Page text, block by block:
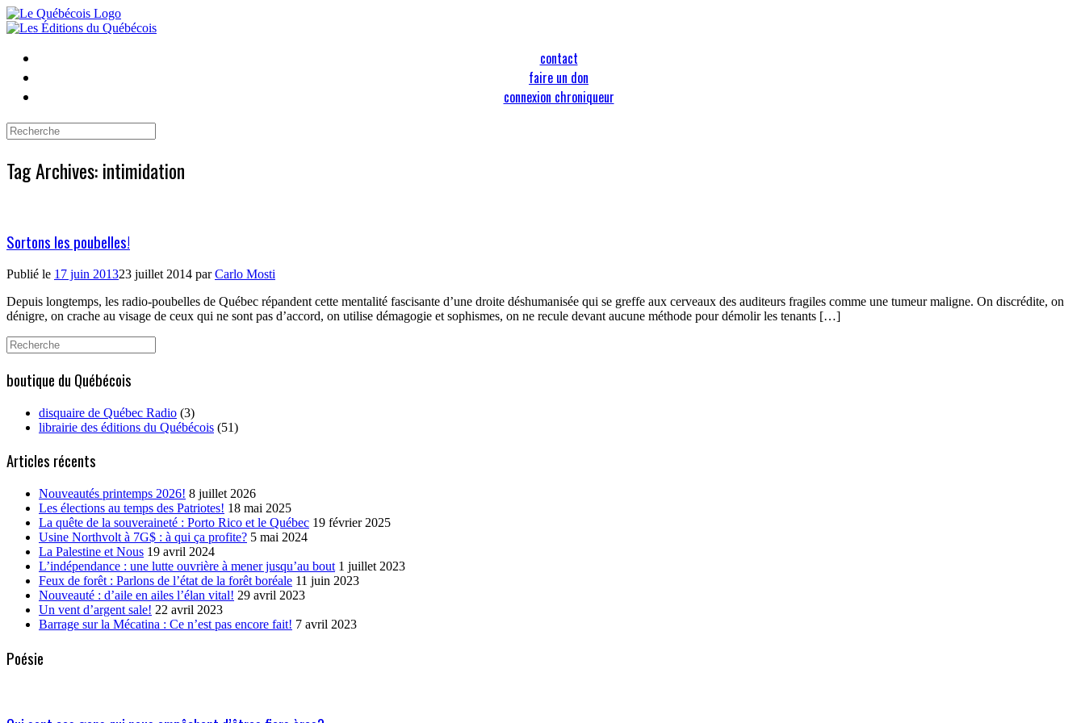
Skip
to
contact
faire un don
connexion chroniqueur
Search
Tag Archives:intimidation
Sortons les poubelles!
Publié le 17 juin 201323 juillet 2014 parCarlo Mosti
Depuis longtemps, les radio-poubelles de Québec répandent cette mentalité fascisante d’une droite déshumanisée qui se greffe aux cerveaux des auditeurs fragiles comme une tumeur maligne. On discrédite, on
dénigre, on crache au visage de ceux qui ne sont pas d’accord, on utilise démagogie et sophismes, on ne recule devant aucune méthode pour démolir les tenants […]
Search
for:
boutique du Québécois
disquaire de Québec Radio (3)
librairie des éditions du Québécois (51)
Articles récents
Nouveautés printemps 2026! 8 juillet 2026
Les élections au temps des Patriotes! 18 mai 2025
La quête de la souveraineté : Porto Rico et le Québec 19 février 2025
Usine Northvolt à 7G$ : à qui ça profite? 5 mai 2024
La Palestine et Nous 19 avril 2024
L’indépendance : une lutte ouvrière à mener jusqu’au bout 1 juillet 2023
Feux de forêt : Parlons de l’état de la forêt boréale 11 juin 2023
Nouveauté : d’aile en ailes l’élan vital! 29 avril 2023
Un vent d’argent sale! 22 avril 2023
Barrage sur la Mécatina : Ce n’est pas encore fait! 7 avril 2023
Poésie